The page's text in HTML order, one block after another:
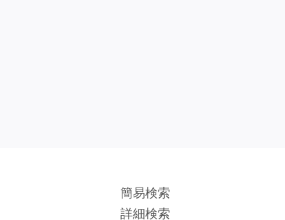
簡易検索
詳細検索